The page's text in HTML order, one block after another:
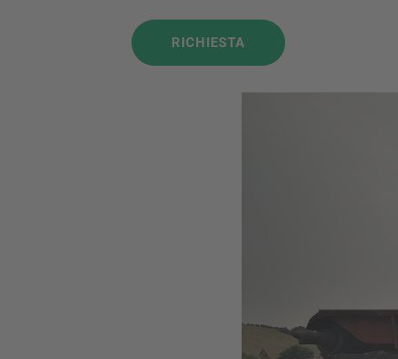
RICHIESTA